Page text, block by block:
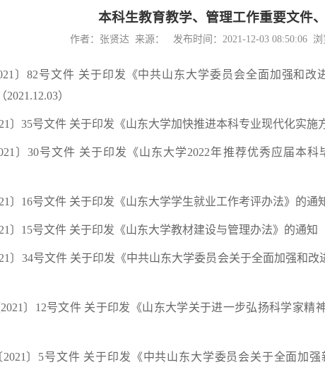
本科生教育教学、管理工作重要文件
作者：张贤达 来源： 发布时间：2021-12-03 08:50:06 浏
〕82号文件 关于印发《中共山东大学委员会全面加强和改
）
〕35号文件 关于印发《山东大学加快推进本科专业现代化实施
〕30号文件 关于印发《山东大学2022年推荐优秀应届本
〕16号文件 关于印发《山东大学学生就业工作考评办法》的通知
〕15号文件 关于印发《山东大学教材建设与管理办法》的通知（
〕34号文件 关于印发《中共山东大学委员会关于全面加强和
〕12号文件 关于印发《山东大学关于进一步弘扬科学家精
〕5号文件 关于印发《中共山东大学委员会关于全面加